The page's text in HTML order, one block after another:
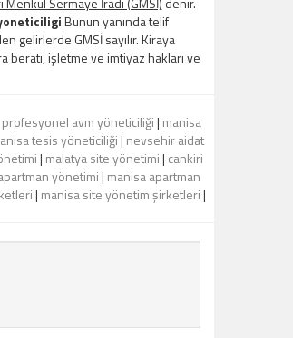
Bunun yanında telif
gelirlerde GMSİ sayılır. Kiraya
beratı, işletme ve imtiyaz hakları ve
avm yöneticiliği| manisa
tesis yöneticiliği| nevsehir aidat
| malatya site yönetimi| cankiri
yönetimi| manisa apartman
| manisa site yönetim şirketleri|